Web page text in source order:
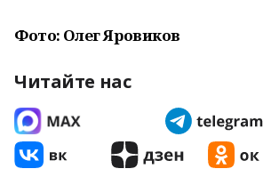
Фото: Олег Яровиков
Читайте нас